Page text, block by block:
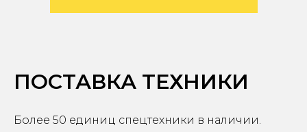
ПОСТАВКА ТЕХНИКИ
Более 50 единиц спецтехники в наличии.